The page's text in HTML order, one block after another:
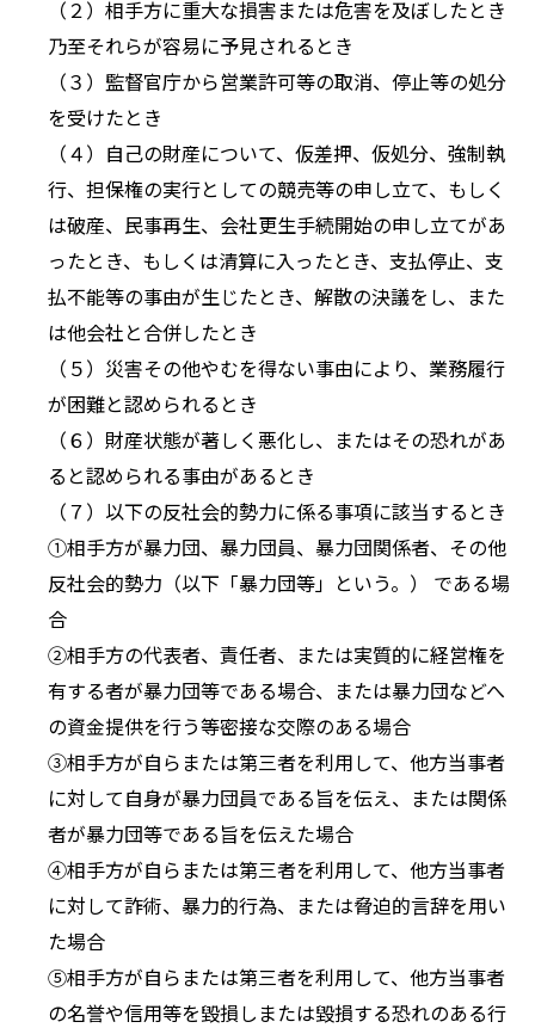
（２）相手方に重大な損害または危害を及ぼしたとき
乃至それらが容易に予見されるとき
（３）監督官庁から営業許可等の取消、停止等の処分
を受けたとき
（４）自己の財産について、仮差押、仮処分、強制執
行、担保権の実行としての競売等の申し立て、もしく
は破産、民事再生、会社更生手続開始の申し立てがあ
ったとき、もしくは清算に入ったとき、支払停止、支
払不能等の事由が生じたとき、解散の決議をし、また
は他会社と合併したとき
（５）災害その他やむを得ない事由により、業務履行
が困難と認められるとき
（６）財産状態が著しく悪化し、またはその恐れがあ
ると認められる事由があるとき
（７）以下の反社会的勢力に係る事項に該当するとき
①相手方が暴力団、暴力団員、暴力団関係者、その他
反社会的勢力（以下「暴力団等」という。） である場
合
②相手方の代表者、責任者、または実質的に経営権を
有する者が暴力団等である場合、または暴力団などへ
の資金提供を行う等密接な交際のある場合
③相手方が自らまたは第三者を利用して、他方当事者
に対して自身が暴力団員である旨を伝え、または関係
者が暴力団等である旨を伝えた場合
④相手方が自らまたは第三者を利用して、他方当事者
に対して詐術、暴力的行為、または脅迫的言辞を用い
た場合
⑤相手方が自らまたは第三者を利用して、他方当事者
の名誉や信用等を毀損しまたは毀損する恐れのある行